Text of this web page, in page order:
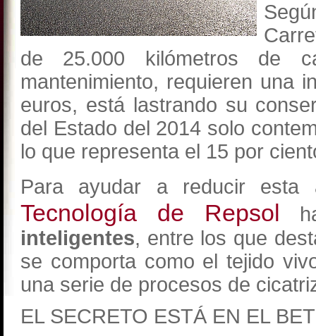
de 25.000 kilómetros de
mantenimiento, requieren una
euros, está lastrando su
del Estado del 2014 solo
lo que representa el 15 por
Para ayudar a reducir esta
Tecnología de Repsol
inteligentes, entre los que
se comporta como el tejido
una serie de procesos de
EL SECRETO ESTÁ EN EL